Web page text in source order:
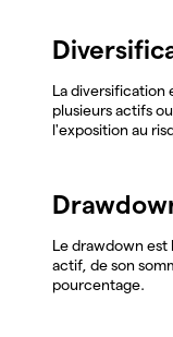
La diversification
plusieurs actifs
l'exposition au
Le drawdown est
actif, de son
pourcentage.